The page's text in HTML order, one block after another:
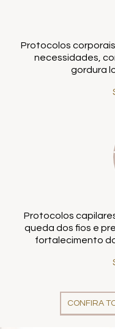
Protocolos
necessidades,
gordura
Protocolos
queda dos fios e
fortalecimento
CONFIRA